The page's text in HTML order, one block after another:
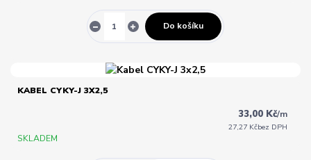
Do košíku
KABEL CYKY-J 3X2,5
33,00 Kč/m
27,27 Kčbez DPH
SKLADEM